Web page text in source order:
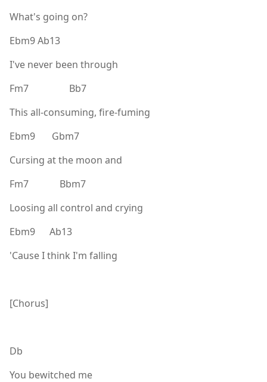
What's going on?
Ebm9 Ab13
I've never been through
Fm7 Bb7
This all-consuming, fire-fuming
Ebm9 Gbm7
Cursing at the moon and
Fm7 Bbm7
Loosing all control and crying
Ebm9 Ab13
'Cause I think I'm falling
[Chorus]
Db
You bewitched me